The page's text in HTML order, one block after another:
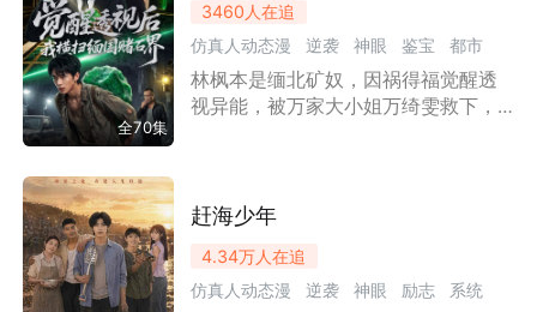
重获自由。为报恩情，陈山河代表龙
头岗参加三年一度的赶山大会。他与
马玉棠并肩作战，识破奸人陷阱，靠
神眼屡屡挖出极品药材，最终逆袭成
全70集
3460人在追
仿真人动态漫
逆袭 神眼 鉴宝
都市
漫剧
林枫本是缅北矿奴，因祸得福觉醒透
视异能，被万家大小姐万绮雯救下，
奸，从底层黑奴逆袭成鉴石传奇，助
的惊天秘密。
赶海少年
4.34万人在追
仿真人动态漫
逆袭 神眼 励志
系统